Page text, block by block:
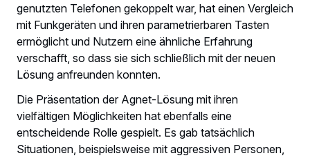
genutzten Telefonen gekoppelt war, hat einen Vergleich
mit Funkgeräten und ihren parametrierbaren Tasten
ermöglicht und Nutzern eine ähnliche Erfahrung
verschafft, so dass sie sich schließlich mit der neuen
Lösung anfreunden konnten.
Die Präsentation der Agnet-Lösung mit ihren
vielfältigen Möglichkeiten hat ebenfalls eine
entscheidende Rolle gespielt. Es gab tatsächlich
Situationen, beispielsweise mit aggressiven Personen,